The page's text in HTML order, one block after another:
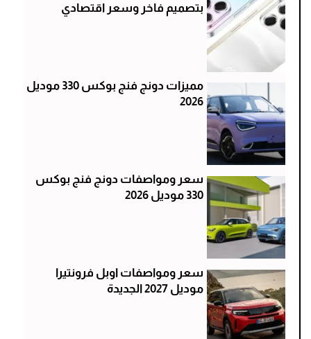
بتصميم فاخر وسعر اقتصادي
مميزات دونج فنج بوكس 330 موديل
2026
سعر ومواصفات دونج فنج بوكس
330 موديل 2026
سعر ومواصفات اوبل فرونتيرا
موديل 2027 الجديدة